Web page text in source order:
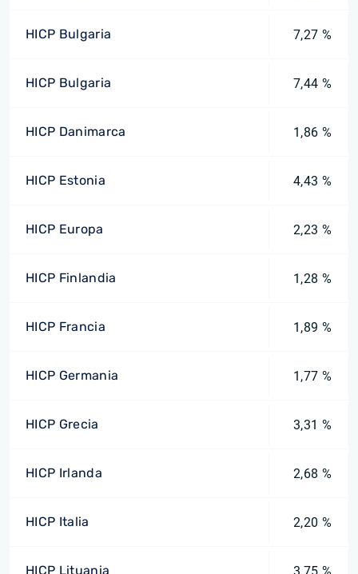
HICP Bulgaria 7,27 %
HICP Bulgaria 7,44 %
HICP Danimarca 1,86 %
HICP Estonia 4,43 %
HICP Europa 2,23 %
HICP Finlandia 1,28 %
HICP Francia 1,89 %
HICP Germania 1,77 %
HICP Grecia 3,31 %
HICP Irlanda 2,68 %
HICP Italia 2,20 %
HICP Lituania 3,75 %